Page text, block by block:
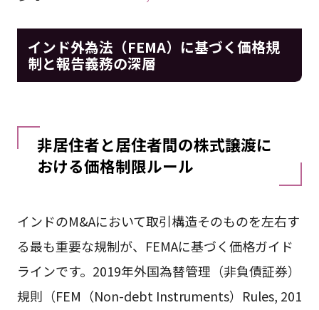
インド外為法（FEMA）に基づく価格規
制と報告義務の深層
非居住者と居住者間の株式譲渡に
おける価格制限ルール
インドのM&Aにおいて取引構造そのものを左右す
る最も重要な規制が、FEMAに基づく価格ガイド
ラインです。2019年外国為替管理（非負債証券）
規則（FEM（Non-debt Instruments）Rules, 201